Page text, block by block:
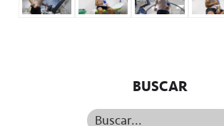
BUSCAR
Buscar...